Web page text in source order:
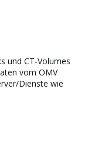
und CT-Volumes
vom OMV
Dienste wie